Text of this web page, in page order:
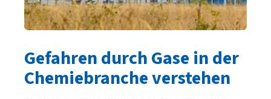
Gefahren durch Gase in der
Chemiebranche verstehen